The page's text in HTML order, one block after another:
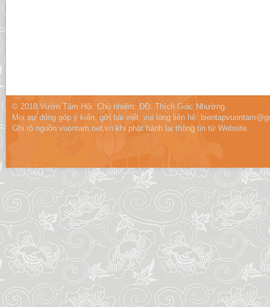
© 2018 Vườn Tâm Hội. Chủ nhiệm: ĐĐ. Thích Giác Nhường.
Mọi sự đóng góp ý kiến, gởi bài viết, vui lòng liên hệ:
Ghi rõ nguồn vuontam.net.vn khi phát hành lại thông tin từ Website.